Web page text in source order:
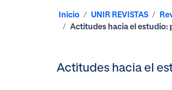
Inicio UNIR REVISTAS
Actitudes hacia el estudio:
Actitudes hacia el